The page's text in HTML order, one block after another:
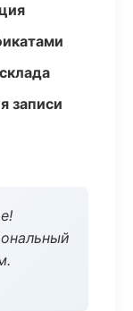
записи